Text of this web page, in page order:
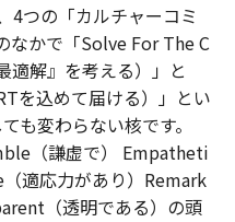
4つの「カルチャーコミ
なかで「Solve For The C
解』を考える）」と
を込めて届ける）」とい
も変わらない核です。
（謙虚で） Empatheti
適応力があり）Remark
（透明である）の頭